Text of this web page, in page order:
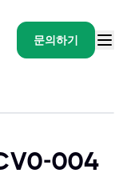
문의하기
004